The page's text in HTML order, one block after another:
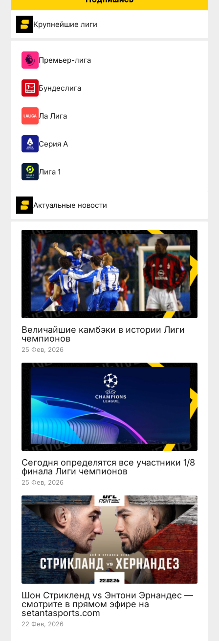
Крупнейшие лиги
Премьер-лига
Бундеслига
Ла Лига
Серия А
Лига 1
Актуальные новости
Величайшие камбэки в истории Лиги
чемпионов
25 Фев, 2026
Сегодня определятся все участники 1/8
финала Лиги чемпионов
25 Фев, 2026
Шон Стрикленд vs Энтони Эрнандес —
смотрите в прямом эфире на
setantasports.com
22 Фев, 2026